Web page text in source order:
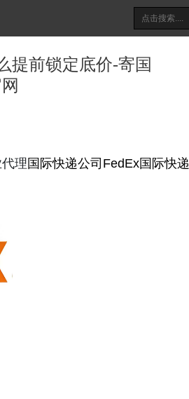
提前锁定底价-寄国
理 国际快递公司 FedEx国际快递